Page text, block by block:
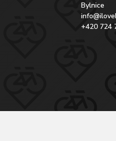
Bylnice
+420 724